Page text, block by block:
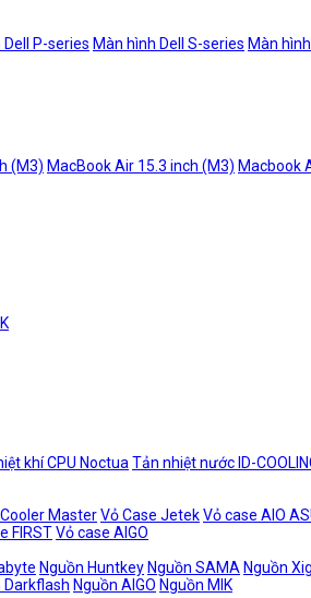
Dell P-series Màn hình Dell S-series Màn
(M3) MacBook Air 15.3 inch (M3) Macbook
khí CPU Noctua Tản nhiệt nước ID-
MasterVỏ Case JetekVỏ case AIO
FIRSTVỏ case AIGO
Nguồn Huntkey Nguồn SAMA Nguồn
Darkflash Nguồn AIGO Nguồn MIK